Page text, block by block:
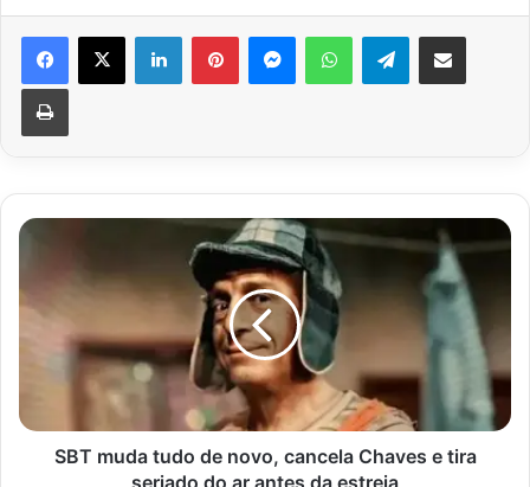
Telegram
S
m
u
SBT muda tudo de novo, cancela Chaves e tira
seriado do ar antes da estreia